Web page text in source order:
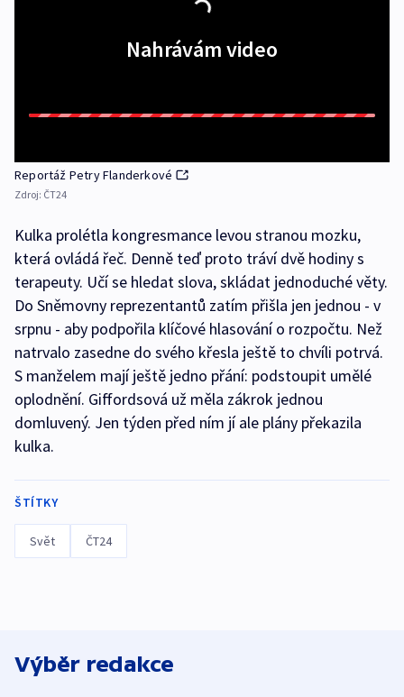
Nahrávám video
Reportáž Petry Flanderkové
Zdroj: ČT24
Kulka prolétla kongresmance levou stranou mozku,
která ovládá řeč. Denně teď proto tráví dvě hodiny s
terapeuty. Učí se hledat slova, skládat jednoduché věty.
Do Sněmovny reprezentantů zatím přišla jen jednou - v
srpnu - aby podpořila klíčové hlasování o rozpočtu. Než
natrvalo zasedne do svého křesla ještě to chvíli potrvá.
S manželem mají ještě jedno přání: podstoupit umělé
oplodnění. Giffordsová už měla zákrok jednou
domluvený. Jen týden před ním jí ale plány překazila
kulka.
ŠTÍTKY
Svět ČT24
Výběr redakce